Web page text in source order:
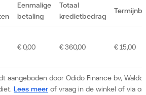
Eenmalige
betaling
Totaal
kredietbedrag
aangeboden door Odido Finance bv,
Lees meer of vraag in de winkel of via
€ 0,00 € 360,00 € 15,00